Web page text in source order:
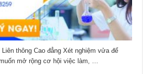
thông Cao đẳng Xét nghiệm vửa để
mở rộng cơ hội việc làm, …